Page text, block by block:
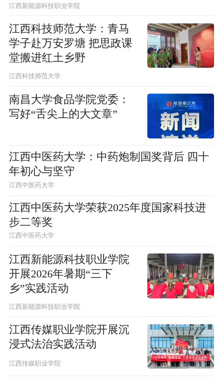
江西新能源科技职业学院
江西科技师范大学：青马
学子赴万安罗塘 把思政课
堂搬进红土乡野
江西科技师范大学
南昌大学食品学院党委：
写好“舌尖上的大文章”
江西中医药大学：中药炮制国奖背后 四十
年初心与坚守
江西中医药大学
江西中医药大学荣获2025年度国家科技进
步二等奖
江西中医药大学
江西新能源科技职业学院
开展2026年暑期“三下
乡”实践活动
江西新能源科技职业学院
江西传媒职业学院开展沉
浸式法治实践活动
江西传媒职业学院